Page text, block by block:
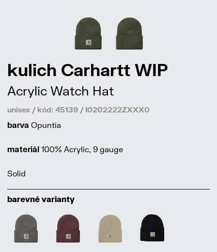
kulich Carhartt WIP
Acrylic Watch Hat
unisex / kód: 45139 / I0202222ZXXX0
barva Opuntia
materiál 100% Acrylic, 9 gauge
Solid
barevné varianty